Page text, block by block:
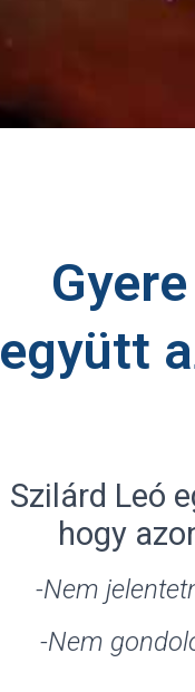
együtt
Szilárd Leó
hogy
-Nem
-Nem